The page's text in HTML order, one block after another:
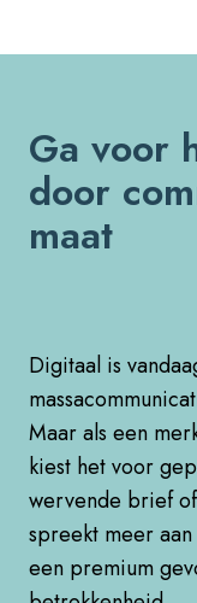
Ga voor
door
maat
Digitaal is
Maar als een
kiest het voor
wervende brief
spreekt meer
een premium